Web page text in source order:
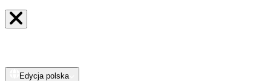
Edycja polska